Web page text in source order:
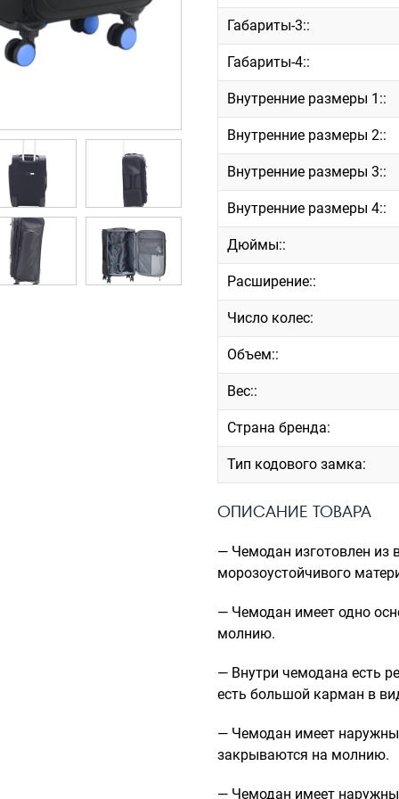
Габариты-3::
Габариты-4::
Внутренние размеры 1::
Внутренние размеры 2::
Внутренние размеры 3::
Внутренние размеры 4::
Дюймы::
Расширение::
Число колес:
Объем::
Вес::
Страна бренда:
Тип кодового замка:
ОПИСАНИЕ ТОВАРА
— Чемодан изготовлен из
морозоустойчивого
— Чемодан имеет одно
молнию.
— Внутри чемодана есть
есть большой карман в
— Чемодан имеет
закрываются на молнию.
— Чемодан имеет